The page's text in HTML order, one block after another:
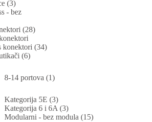
(3)
- bez
(28)
konektori (34)
(6)
8-14 portova (1)
Kategorija 5E (3)
Kategorija 6 i 6A (3)
Modularni - bez modula (15)